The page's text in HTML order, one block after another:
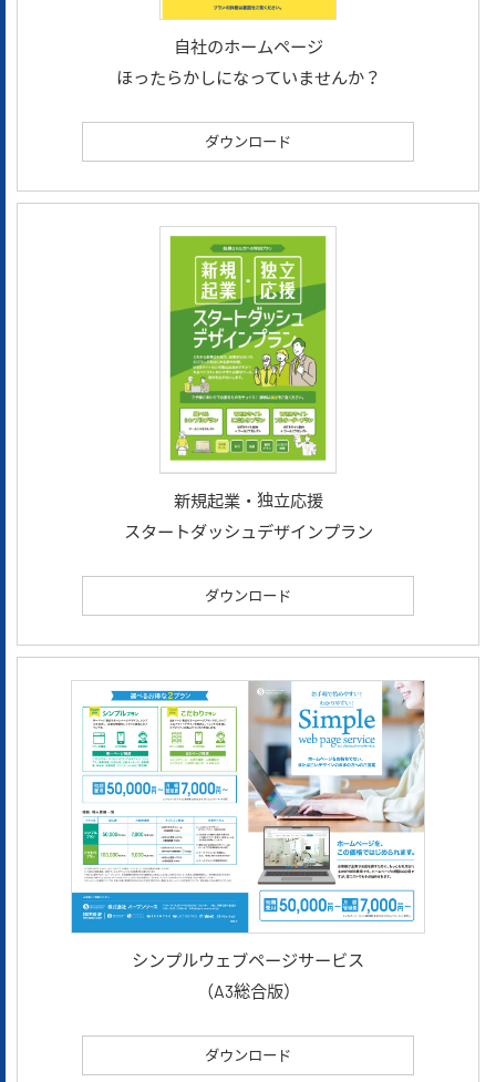
自社のホームページ
ほったらかしになっていませんか？
ダウンロード
新規起業・独立応援
スタートダッシュデザインプラン
ダウンロード
シンプルウェブページサービス
（A3総合版）
ダウンロード